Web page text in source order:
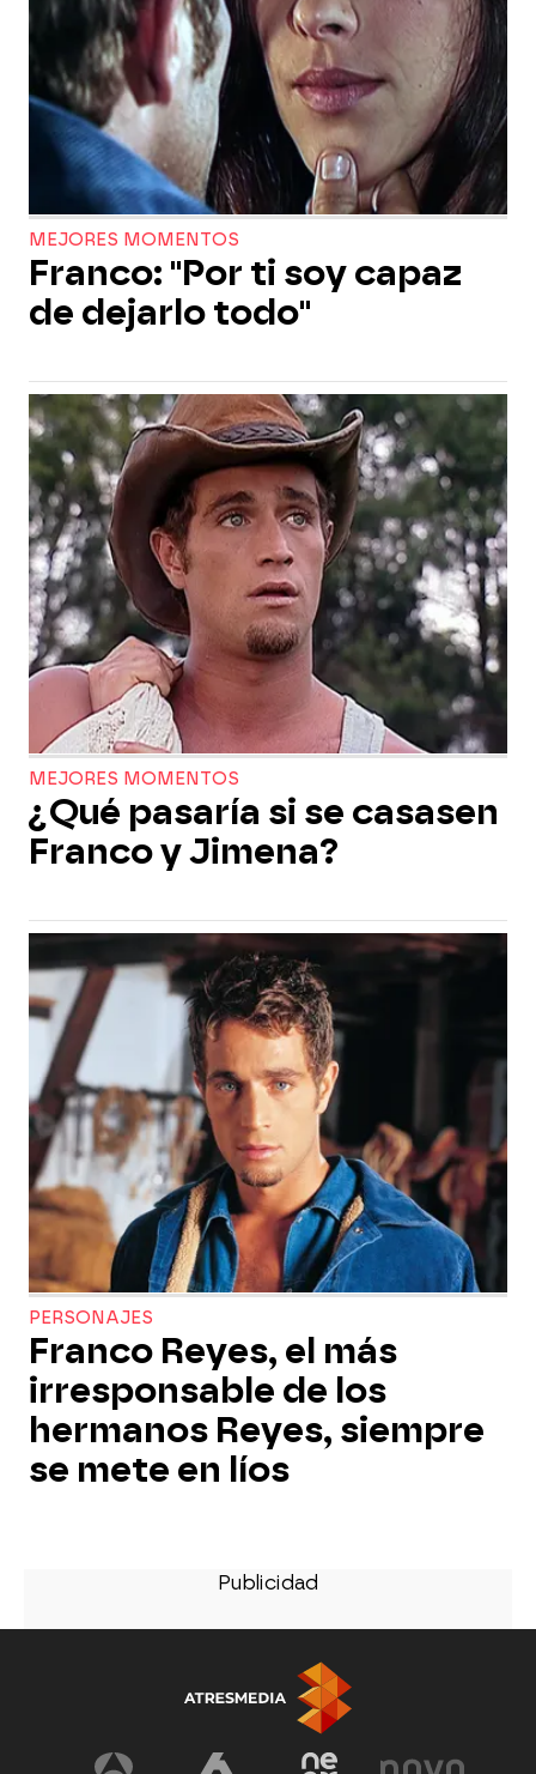
MEJORES MOMENTOS
Franco: "Por ti soy capaz
de dejarlo todo"
MEJORES MOMENTOS
¿Qué pasaría si se casasen
Franco y Jimena?
PERSONAJES
Franco Reyes, el más
irresponsable de los
hermanos Reyes, siempre
se mete en líos